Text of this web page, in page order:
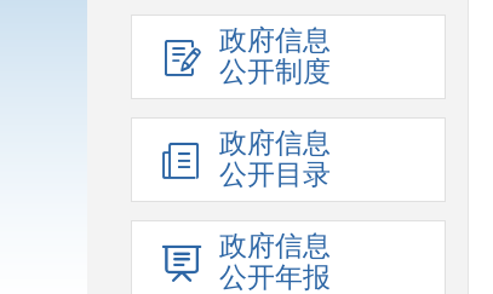
政府信息
公开制度
政府信息
公开目录
政府信息
公开年报